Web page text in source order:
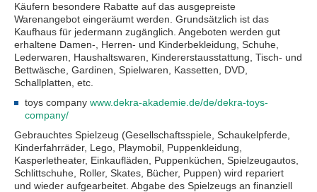
Käufern besondere Rabatte auf das ausgepreiste
Warenangebot eingeräumt werden. Grundsätzlich ist das
Kaufhaus für jedermann zugänglich. Angeboten werden gut
erhaltene Damen-, Herren- und Kinderbekleidung, Schuhe,
Lederwaren, Haushaltswaren, Kindererstausstattung, Tisch- und
Bettwäsche, Gardinen, Spielwaren, Kassetten, DVD,
Schallplatten, etc.
toys company www.dekra-akademie.de/de/dekra-toys-
company/
Gebrauchtes Spielzeug (Gesellschaftsspiele, Schaukelpferde,
Kinderfahrräder, Lego, Playmobil, Puppenkleidung,
Kasperletheater, Einkaufläden, Puppenküchen, Spielzeugautos,
Schlittschuhe, Roller, Skates, Bücher, Puppen) wird repariert
und wieder aufgearbeitet. Abgabe des Spielzeugs an finanziell